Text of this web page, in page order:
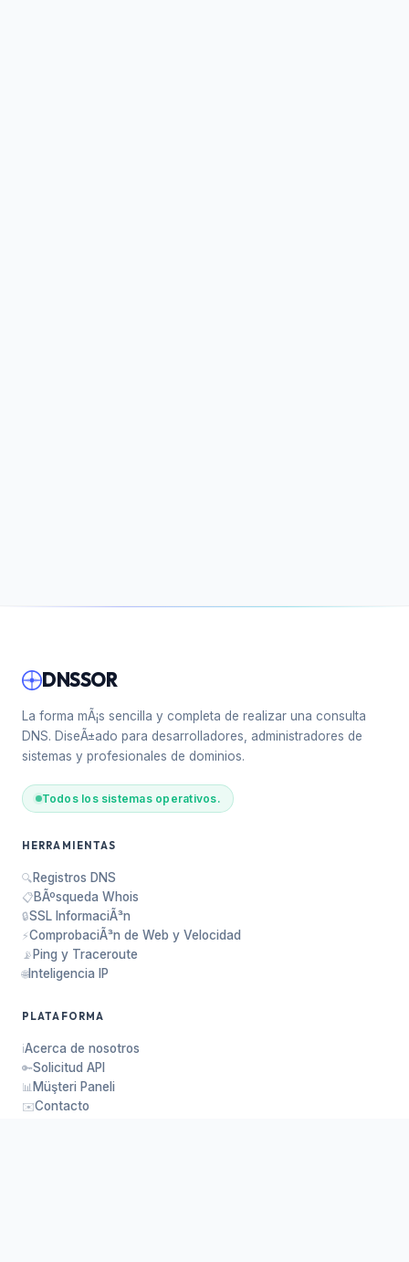
DNSSOR
La forma mÃ¡s sencilla y completa de realizar una consulta
DNS. DiseÃ±ado para desarrolladores, administradores de
sistemas y profesionales de dominios.
Todos los sistemas operativos.
HERRAMIENTAS
🔍Registros DNS
📋BÃºsqueda Whois
🔒SSL InformaciÃ³n
⚡ComprobaciÃ³n de Web y Velocidad
📡Ping y Traceroute
🌐Inteligencia IP
PLATAFORMA
ℹ️Acerca de nosotros
🔑Solicitud API
📊 Müşteri Paneli
✉️Contacto